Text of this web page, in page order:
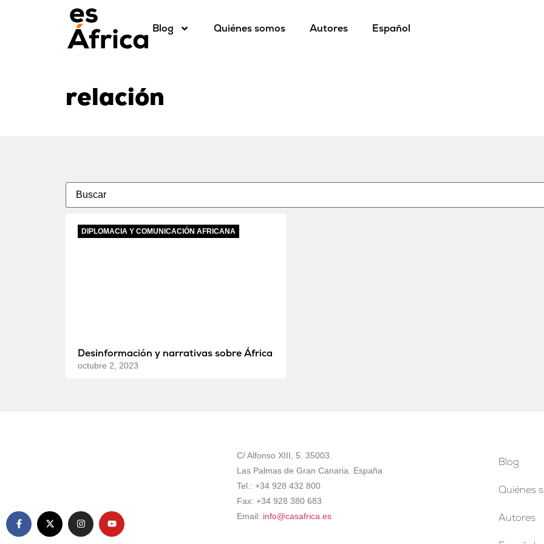
Blog Quiénes somos Autores Español
relación
DIPLOMACIA Y COMUNICACIÓN AFRICANA
Desinformación y narrativas sobre África
octubre 2, 2023
C/ Alfonso XIII, 5. 35003.
Las Palmas de Gran Canaria. España
Tel.: +34 928 432 800
Fax: +34 928 380 683
Email: info@casafrica.es
Blog
Quiénes
Autores